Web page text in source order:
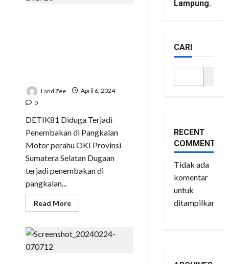
Land Zee
April 6, 2024
0
DETIK81 Diduga Terjadi
Penembakan di Pangkalan
Motor perahu OKI Provinsi
Sumatera Selatan Dugaan
terjadi penembakan di
pangkalan...
Read MoreRead
more
Terjadi
Penembakan
Lampung.
CARI
RECENT
COMMENTS
Tidak ada
komentar
untuk
ditampilkan.